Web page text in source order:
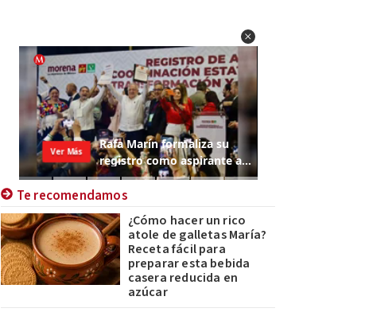
Te recomendamos
¿Cómo hacer un rico
atole de galletas María?
Receta fácil para
preparar esta bebida
casera reducida en
azúcar